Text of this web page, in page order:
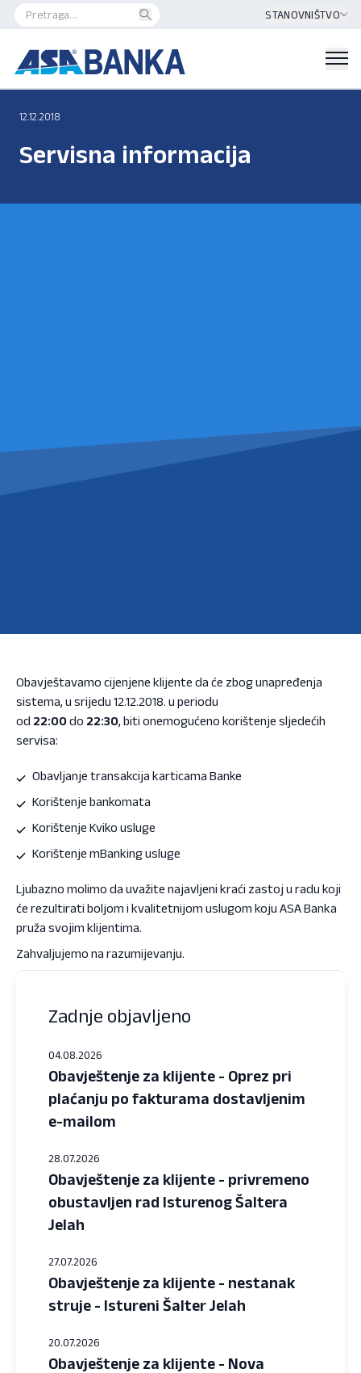
STANOVNIŠTVO
12.12.2018
Servisna informacija
Obavještavamo cijenjene klijente da će zbog unapređenja
sistema, u srijedu 12.12.2018. u periodu
od 22:00 do 22:30, biti onemogućeno korištenje sljedećih
servisa:
Obavljanje transakcija karticama Banke
Korištenje bankomata
Korištenje Kviko usluge
Korištenje mBanking usluge
Ljubazno molimo da uvažite najavljeni kraći zastoj u radu koji
će rezultirati boljom i kvalitetnijom uslugom koju ASA Banka
pruža svojim klijentima.
Zahvaljujemo na razumijevanju.
Zadnje objavljeno
04.08.2026
Obavještenje za klijente - Oprez pri
plaćanju po fakturama dostavljenim
e-mailom
28.07.2026
Obavještenje za klijente - privremeno
obustavljen rad Isturenog Šaltera
Jelah
27.07.2026
Obavještenje za klijente - nestanak
struje - Istureni Šalter Jelah
20.07.2026
Obavještenje za klijente - Nova